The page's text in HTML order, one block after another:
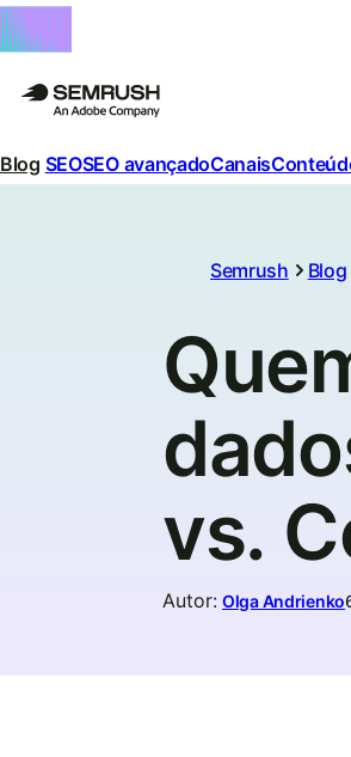
Blog SEOSEO avançadoCanais
Semrush Blog
vs.
Autor: Olga Andrienko